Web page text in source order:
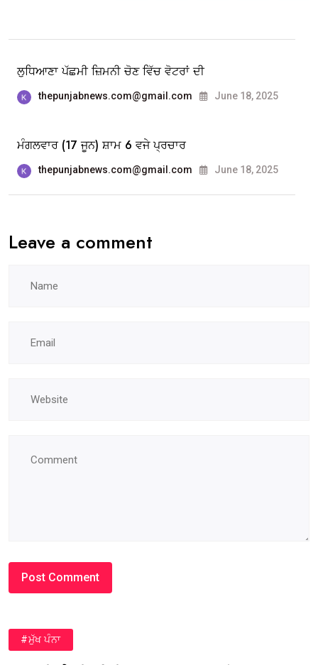
ਲੁਧਿਆਣਾ ਪੱਛਮੀ ਜ਼ਿਮਨੀ ਚੋਣ ਵਿੱਚ ਵੋਟਰਾਂ ਦੀ
thepunjabnews.com@gmail.com June 18, 2025
ਮੰਗਲਵਾਰ (17 ਜੂਨ) ਸ਼ਾਮ 6 ਵਜੇ ਪ੍ਰਚਾਰ
thepunjabnews.com@gmail.com June 18, 2025
Leave a comment
#ਮੁੱਖ ਪੰਨਾ